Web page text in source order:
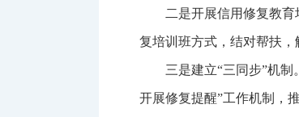
二是开展信用修复教
复培训班方式，结对帮扶，
三是建立“三同步”机
开展修复提醒”工作机制，